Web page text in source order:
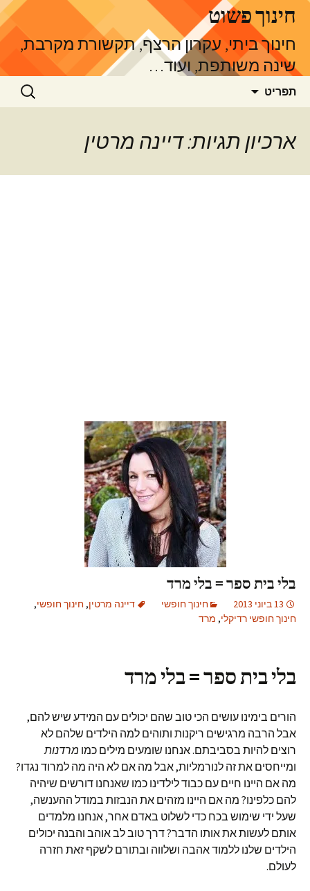
לדלג
לתוכןחינוך פשוט
חינוך ביתי, עקרון הרצף, תקשורת מקרבת,
שינה משותפת, ועוד…
תפריט חיפוש:
ארכיון תגיות: דיינה מרטין
בלי בית ספר = בלי מרד
13 ביוני 2013 חינוך חופשי דיינה מרטין, חינוך חופשי,
חינוך חופשי רדיקלי, מרד
בלי בית ספר = בלי מרד
הורים בימינו עושים הכי טוב שהם יכולים עם המידע שיש להם,
אבל הרבה מרגישים ריקנות ותוהים למה הילדים שלהם לא
רוצים להיות בסביבתם. אנחנו שומעים מילים כמו מרדנות
ומייחסים את זה לנורמליות, אבל מה אם לא היה מה למרוד נגדו?
מה אם היינו חיים עם כבוד לילדינו כמו שאנחנו דורשים שיהיה
להם כלפינו? מה אם היינו מזהים את הנבזות במודל ההענשה,
שעל ידי שימוש בכח כדי לשלוט באדם אחר, אנחנו מלמדים
אותם לעשות את אותו הדבר? דרך טוב לב אוהב והבנה יכולים
הילדים שלנו ללמוד אהבה ושלווה ובתורם לשקף זאת חזרה
לעולם.